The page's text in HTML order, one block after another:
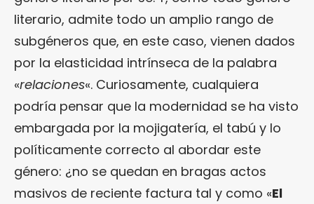
literario, admite todo un amplio rango de
subgéneros que, en este caso, vienen dados
por la elasticidad intrínseca de la palabra
«relaciones«. Curiosamente, cualquiera
podría pensar que la modernidad se ha visto
embargada por la mojigatería, el tabú y lo
políticamente correcto al abordar este
género: ¿no se quedan en bragas actos
masivos de reciente factura tal y como «El